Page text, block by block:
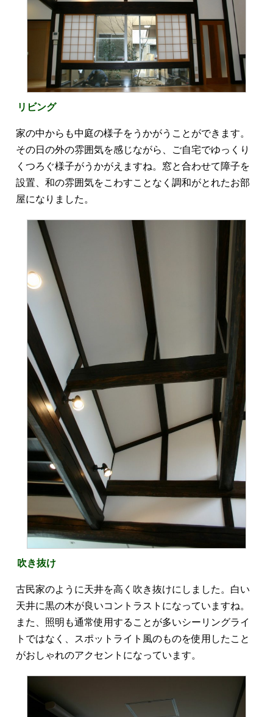
リビング
家の中からも中庭の様子をうかがうことができます。
その日の外の雰囲気を感じながら、ご自宅でゆっくり
くつろぐ様子がうかがえますね。窓と合わせて障子を
設置、和の雰囲気をこわすことなく調和がとれたお部
屋になりました。
吹き抜け
古民家のように天井を高く吹き抜けにしました。白い
天井に黒の木が良いコントラストになっていますね。
また、照明も通常使用することが多いシーリングライ
トではなく、スポットライト風のものを使用したこと
がおしゃれのアクセントになっています。